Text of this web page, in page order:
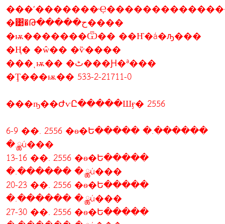
�͹�Թ�����ح����
�ѭ�������Ѿ�� ��Ҥ�á�ԡ���
�Ң� �ŵ�� �ѷ����
���ͺѭ�� �ٹ���Ԩ�ª���
�Ţ���ѭ�� 533-2-21711-0
���ҧ��ԺѵԸ�����Шӻ� 2556
6-9 ��. 2556 �ѳ�Ե����� �.������
�.ྪú���
13-16 ��. 2556 �ѳ�Ե�����
�.������ �.ྪú���
20-23 ��. 2556 �ѳ�Ե�����
�.������ �.ྪú���
27-30 ��. 2556 �ѳ�Ե�����